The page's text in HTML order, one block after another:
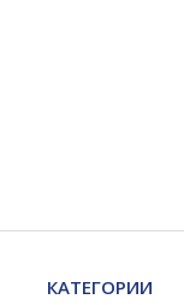
КАТЕГОРИИ